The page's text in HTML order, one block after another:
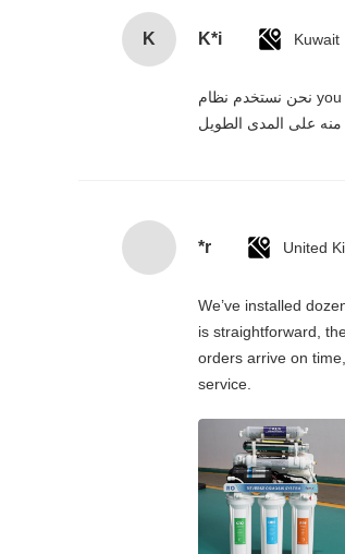
K K*i Kuwait
نحن نستخدم نظام you Reverse Osmosis هذا في مشاريعنا السكنية والتجارية في الإمارات، وقد تجاوز توقعاتنا. التنقية بخمس مرات فعالة، التركيب سهل، والمورد يقدم خدمة ممتازة
*r United
We’ve installed
is straightforward,
orders arrive on
service.